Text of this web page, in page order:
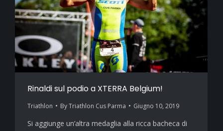
Rinaldi sul podio a XTERRA Belgium!
Triathlon ByTriathlon Cus Parma Giugno 10, 2019
Si aggiunge un’altra medaglia alla ricca bacheca di